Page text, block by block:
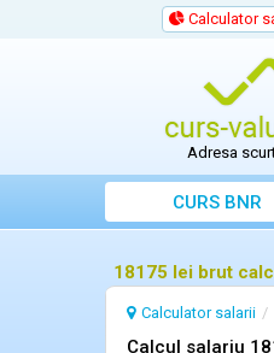
Calculator
Adresa
CURS BNR
18175 lei brut
Calculator salarii
Calcul salariu